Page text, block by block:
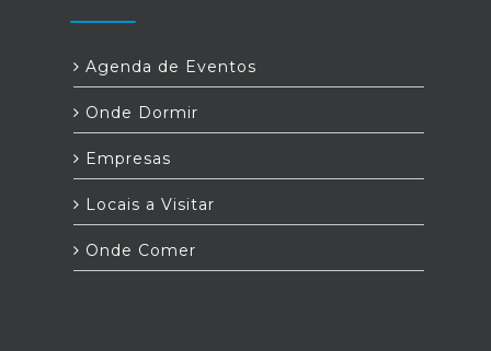
Agenda de Eventos
Onde Dormir
Empresas
Locais a Visitar
Onde Comer